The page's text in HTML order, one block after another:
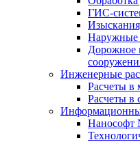
ГИС-
Наружные
Дорожное
Инженерные
Расчеты в
Расчеты в
Нанософт